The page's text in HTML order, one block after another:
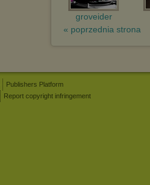
groveider
« poprzednia strona
Publishers Platform
Report copyright infringement